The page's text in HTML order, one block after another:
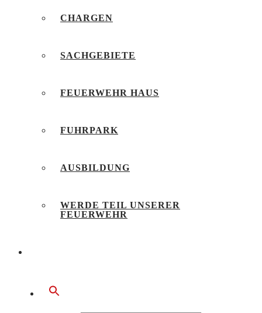
CHARGEN
SACHGEBIETE
FEUERWEHR HAUS
FUHRPARK
AUSBILDUNG
WERDE TEIL UNSERER
FEUERWEHR